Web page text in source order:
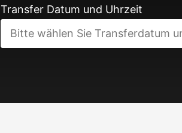
Transfer Datum und Uhrzeit